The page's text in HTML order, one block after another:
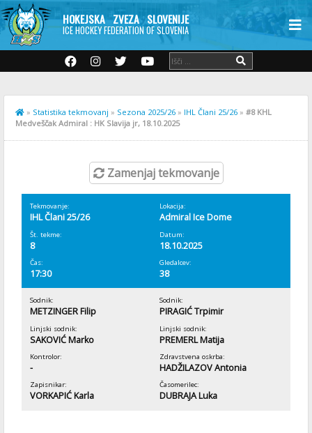
HOKEJSKA ZVEZA SLOVENIJE
ICE HOCKEY FEDERATION OF SLOVENIA
» Statistika tekmovanj » Sezona 2025/26 » IHL Člani 25/26 » #8 KHL
Medveščak Admiral : HK Slavija jr, 18.10.2025
Zamenjaj tekmovanje
Tekmovanje:
IHL Člani 25/26
Lokacija:
Admiral Ice Dome
Št. tekme:
8
Datum:
18.10.2025
Čas:
17:30
Gledalcev:
38
Sodnik:
METZINGER Filip
Sodnik:
PIRAGIĆ Trpimir
Linjski sodnik:
SAKOVIĆ Marko
Linjski sodnik:
PREMERL Matija
Kontrolor:
-
Zdravstvena oskrba:
HADŽILAZOV Antonia
Zapisnikar:
VORKAPIĆ Karla
Časomerilec:
DUBRAJA Luka